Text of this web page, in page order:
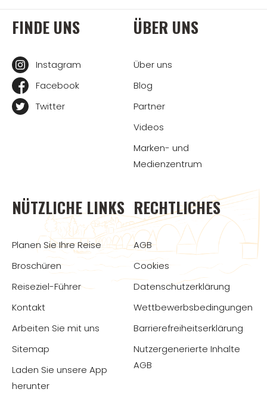
FINDE UNS
Instagram
Facebook
Twitter
ÜBER UNS
Über uns
Blog
Partner
Videos
Marken- und
Medienzentrum
NÜTZLICHE LINKS
Planen Sie Ihre Reise
Broschüren
Reiseziel-Führer
Kontakt
Arbeiten Sie mit uns
Sitemap
Laden Sie unsere App
herunter
RECHTLICHES
AGB
Cookies
Datenschutzerklärung
Wettbewerbsbedingungen
Barrierefreiheitserklärung
Nutzergenerierte Inhalte
AGB